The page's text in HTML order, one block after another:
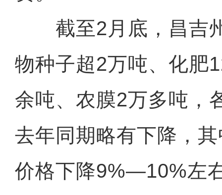
截至2月底，昌吉
物种子超2万吨、化肥
余吨、农膜2万多吨，
去年同期略有下降，
价格下降9%—10%左